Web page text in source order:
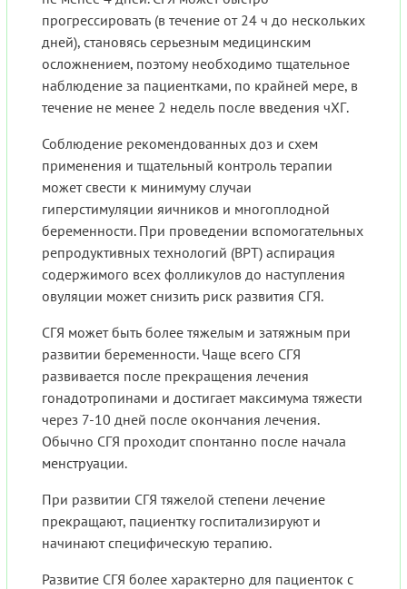
прогрессировать (в течение от 24 ч до нескольких
дней), становясь серьезным медицинским
осложнением, поэтому необходимо тщательное
наблюдение за пациентками, по крайней мере, в
течение не менее 2 недель после введения чХГ.
Соблюдение рекомендованных доз и схем
применения и тщательный контроль терапии
может свести к минимуму случаи
гиперстимуляции яичников и многоплодной
беременности. При проведении вспомогательных
репродуктивных технологий (ВРТ) аспирация
содержимого всех фолликулов до наступления
овуляции может снизить риск развития СГЯ.
СГЯ может быть более тяжелым и затяжным при
развитии беременности. Чаще всего СГЯ
развивается после прекращения лечения
гонадотропинами и достигает максимума тяжести
через 7-10 дней после окончания лечения.
Обычно СГЯ проходит спонтанно после начала
менструации.
При развитии СГЯ тяжелой степени лечение
прекращают, пациентку госпитализируют и
начинают специфическую терапию.
Развитие СГЯ более характерно для пациенток с